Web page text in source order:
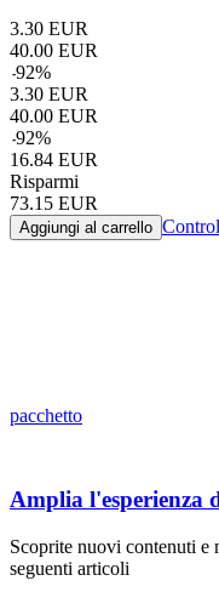
3.30 EUR
40.00 EUR
-92%
3.30 EUR
40.00 EUR
-92%
16.84 EUR
Risparmi
73.15 EUR
Aggiungi al carrello
pacchetto
Amplia l'esperienza
Scoprite nuovi contenuti e
seguenti articoli